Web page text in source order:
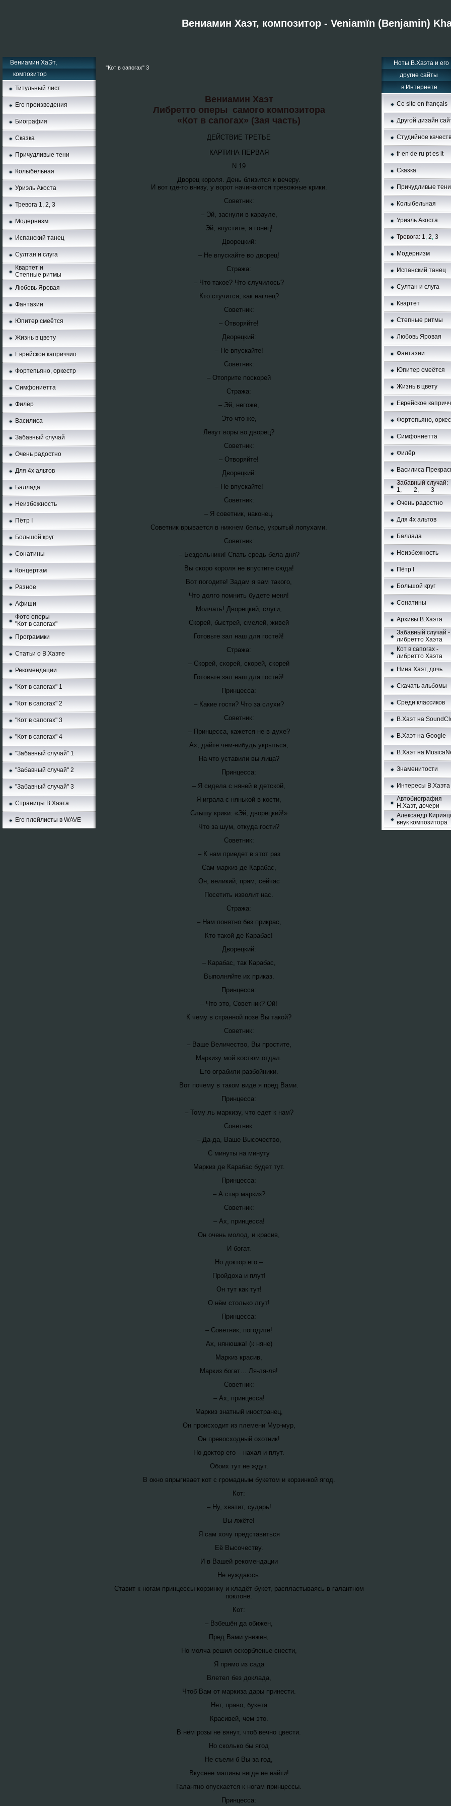
Вениамин Хаэт, композитор - Veniamïn (Benjamin)
Вениамин ХаЭт,
композитор
Титульный лист
Его произведения
Биография
Сказка
Причудливые тени
Колыбельная
Уриэль Акоста
Тревога 1, 2, 3
Moдернизм
Испанский танец
Султан и слуга
Квартет и
Степные ритмы
Любовь Яровая
Фантазии
Юпитер смеётся
Жизнь в цвету
Еврейское каприччио
Фортепьяно, оркестр
Симфониетта
Филёр
Василиса
Забавный случай
Очень радостно
Для 4х альтов
Баллада
Неизбежность
Пётр I
Большой круг
Сонатины
Концертам
Разное
Афиши
Фото оперы
"Кот в сапогах"
Программки
Статьи о В.Хаэте
Рекомендации
"Кот в сапогах" 1
"Кот в сапогах" 2
"Кот в сапогах" 3
"Кот в сапогах" 4
"Забавный случай" 1
"Забавный случай" 2
"Забавный случай" 3
Страницы В.Хаэта
Его плейлисты в WAVE
"Кот в сапогах" 3
Вениамин Хаэт
Либретто оперы самого композитора
«Кот в сапогах» (3ая часть)
ДЕЙСТВИЕ ТРЕТЬЕ
КАРТИНА ПЕРВАЯ
N 19
Дворец короля. День близится к вечеру.
И вот где-то внизу, у ворот начинаются тревожные крики.
Советник:
– Эй, заснули в карауле,
Эй, впустите, я гонец!
Дворецкий:
– Не впускайте во дворец!
Стража:
– Что такое? Что случилось?
Кто стучится, как наглец?
Советник:
– Отворяйте!
Дворецкий:
– Не впускайте!
Советник:
– Отоприте поскорей
Стража:
– Эй, негоже,
Это что же,
Лезут воры во дворец?
Советник:
– Отворяйте!
Дворецкий:
– Не впускайте!
Советник:
– Я советник, наконец.
Советник врывается в нижнем белье, укрытый лопухами.
Советник:
– Бездельники! Спать средь бела дня?
Вы скоро короля не впустите сюда!
Вот погодите! Задам я вам такого,
Что долго помнить будете меня!
Молчать! Дворецкий, слуги,
Скорей, быстрей, смелей, живей
Готовьте зал наш для гостей!
Стража:
– Скорей, скорей, скорей, скорей
Готовьте зал наш для гостей!
Принцесса:
– Какие гости? Что за слухи?
Советник:
– Принцесса, кажется не в духе?
Ах, дайте чем-нибудь укрыться,
На что уставили вы лица?
Принцесса:
– Я сидела с няней в детской,
Я играла с нянькой в кости,
Слышу крики: «Эй, дворецкий!»
Что за шум, откуда гости?
Советник:
– К нам приедет в этот раз
Сам маркиз де Карабас,
Он, великий, прям, сейчас
Посетить изволит нас.
Стража:
– Нам понятно без прикрас,
Кто такой де Карабас!
Дворецкий:
– Карабас, так Карабас,
Выполняйте их приказ.
Принцесса:
– Что это, Советник? Ой!
К чему в странной позе Вы такой?
Советник:
– Ваше Величество, Вы простите,
Маркизу мой костюм отдал.
Его ограбили разбойники.
Вот почему в таком виде я пред Bами.
Принцесса:
– Тому ль маркизу, что едет к нам?
Советник:
– Да-да, Ваше Высочество,
С минуты на минуту
Маркиз де Карабас будет тут.
Принцесса:
– А стар маркиз?
Советник:
– Ах, принцесса!
Он очень молод, и красив,
И богат.
Но доктор его –
Пройдоха и плут!
Он тут как тут!
О нём столько лгут!
Принцесса:
– Советник, погодите!
Ах, нянюшка! (к няне)
Маркиз красив,
Маркиз богат… Ля-ля-ля!
Советник:
– Ах, принцесса!
Маркиз знатный иностранец,
Он происходит из племени Мур-мур,
Он превосходный охотник!
Но доктор его – нахал и плут.
Обоих тут не ждут.
В окно впрыгивает кот с громадным букетом и корзинкой ягод.
Кот:
– Ну, хватит, сударь!
Вы лжёте!
Я сам хочу представиться
Её Высочеству.
И в Вашей рекомендации
Не нуждаюсь.
Ставит к ногам принцессы корзинку и кладёт букет, распластываясь в галантном
поклоне.
Кот:
– Взбешён да обижен,
Пред Вами унижен,
Но молча решил оскорбленье снести,
Я прямо из сада
Влетел без доклада,
Чтоб Bам от маркиза дары принести.
Нет, право, букета
Красивей, чем это.
В нём розы не вянут, чтоб вечно цвести.
Но сколько бы ягод
Не съели б Вы за год,
Вкуснее малины нигде не найти!
Галантно опускается к ногам принцессы.
Принцесса:
Hоты В.Хаэта и его
другие сайты
в Интернете
Ce site en français
Другой дизайн
Студийное
fr en de ru pt es it
Сказка
Причудливые тени
Колыбельная
Уриэль Акоста
Тревога: 1, 2, 3
Модернизм
Испанский танец
Султан и слуга
Квартет
Степные ритмы
Любовь Яровая
Фантазии
Юпитер смеётся
Жизнь в цвету
Еврейское
Фортепьяно,
Симфониетта
Филёр
Bacилиca
Забавный случай:
1, 2, 3
Очень радостно
Для 4х альтов
Баллада
Неизбежность
Пётр I
Большой круг
Сонатины
Aрхивы В.Хаэта
Забавный случай -
либретто Хаэта
Кот в сапогах -
либретто Хаэта
Нина Хаэт, дочь
Скачать альбомы
Среди классиков
В.Хаэт нa
В.Хаэт нa Google
В.Хаэт нa
Знаменитости
Интересы В.Хаэта
Автобиография
Н.Хаэт, дочери
Александр
внук композитора